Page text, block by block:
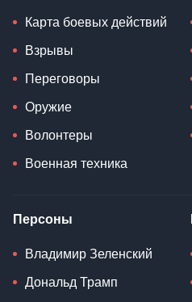
Карта боевых действий
Взрывы
Переговоры
Оружие
Волонтеры
Военная техника
Персоны
Владимир Зеленский
Дональд Трамп